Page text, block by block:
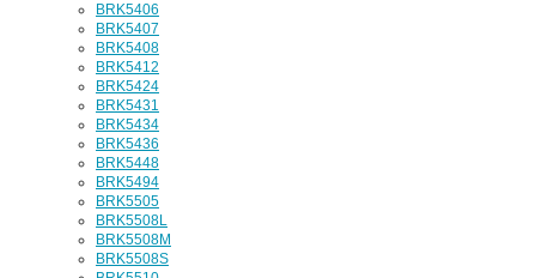
BRK5406
BRK5407
BRK5408
BRK5412
BRK5424
BRK5431
BRK5434
BRK5436
BRK5448
BRK5494
BRK5505
BRK5508L
BRK5508M
BRK5508S